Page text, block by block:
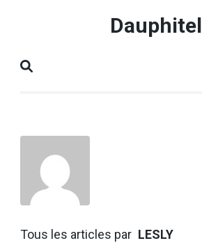
(Pressez
Dauphitel
Tous les articles par LESLY